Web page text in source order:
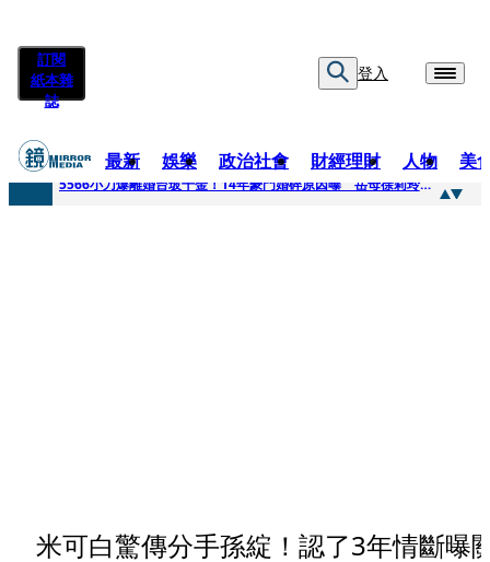
訂閱
紙本雜
誌
登入
最新 娛樂 政治社會 財經理財 人物 美
快訊
5566小刀爆離婚台玻千金！14年豪門婚碎原因曝 岳母徐莉玲風暴意外揭家族祕辛
米可白驚傳分手孫綻！認了3年情斷曝